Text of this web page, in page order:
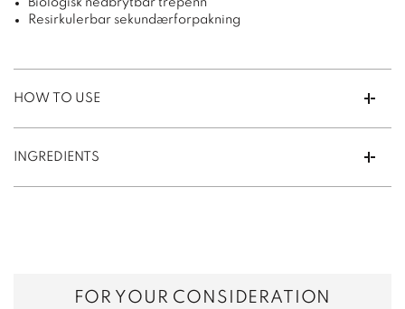
Resirkulerbar sekundærforpakning
HOW TO USE
INGREDIENTS
FOR YOUR CONSIDERATION